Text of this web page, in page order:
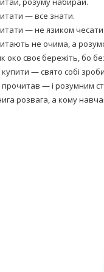
— все знати.
— не язиком чесати.
не очима, а
око своє бережіть, бо
— свято собі
— і розумним
розвага, а кому